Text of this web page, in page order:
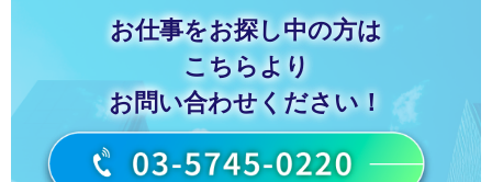
お仕事をお探し中の方は
こちらより
お問い合わせください！